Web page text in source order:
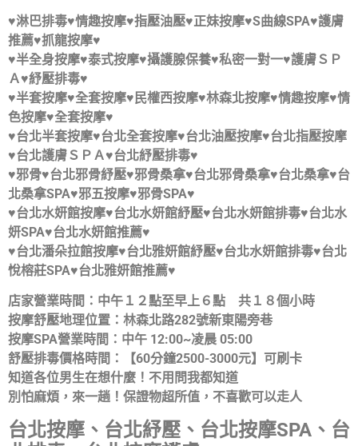
♥淋巴排毒♥情趣按摩♥指壓油壓♥正妹按摩♥S曲線SPA♥護膚
推薦♥抓龍按摩♥
♥半全身按摩♥泰式按摩♥攝護腺保養♥私密一對一♥護膚ＳＰ
Ａ♥紓壓排毒♥
♥半套按摩♥全套按摩♥民權西按摩♥林森北按摩♥情趣按摩♥情
色按摩♥全套按摩♥
♥台北半套按摩♥台北全套按摩♥台北油壓按摩♥台北指壓按摩
♥台北護膚ＳＰＡ♥台北紓壓排毒♥
♥邪骨♥台北邪骨紓壓♥邪骨桑拿♥台北邪骨桑拿♥台北桑拿♥台
北桑拿SPA♥邪五按摩♥邪骨SPA♥
♥台北水妍館按摩♥台北水妍館紓壓♥台北水妍館排毒♥台北水
妍SPA♥台北水妍館推薦♥
♥台北潘朵拉館按摩♥台北雅妍館紓壓♥台北水妍館排毒♥台北
悅榕莊SPA♥台北雅妍館推薦♥
店家營業時間：中午１２點至早上６點 共１８個小時
按摩舒壓地理位置：林森北路282號新東陽旁巷
按摩SPA營業時間：中午 12:00~凌晨 05:00
舒壓排毒價格時間：【60分鐘2500-3000元】可刷卡
知道各位男生在想什麼！不用問我都知道
別怕麻煩，來一趟！保證物超所值，不喜歡可以走人
台北按摩、台北紓壓、台北按摩SPA、台